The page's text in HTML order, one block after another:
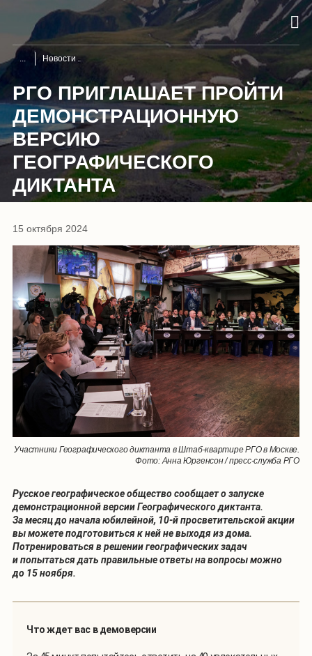
Новости
РГО ПРИГЛАШАЕТ ПРОЙТИ
ДЕМОНСТРАЦИОННУЮ
ВЕРСИЮ
ГЕОГРАФИЧЕСКОГО
ДИКТАНТА
15 октября 2024
Участники Географического диктанта в Штаб-квартире РГО в Москве.
Фото: Анна Юргенсон / пресс-служба РГО
Русское географическое общество сообщает о запуске
демонстрационной версии Географического диктанта.
За месяц до начала юбилейной, 10-й просветительской акции
вы можете подготовиться к ней не выходя из дома.
Потренироваться в решении географических задач
и попытаться дать правильные ответы на вопросы можно
до 15 ноября.
Что ждет вас в демоверсии